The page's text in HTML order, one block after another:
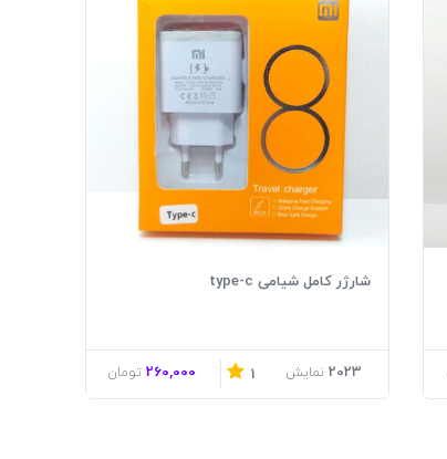
شارژر کامل شیامی type-c
2023 نمایش 1
260,000 تومان